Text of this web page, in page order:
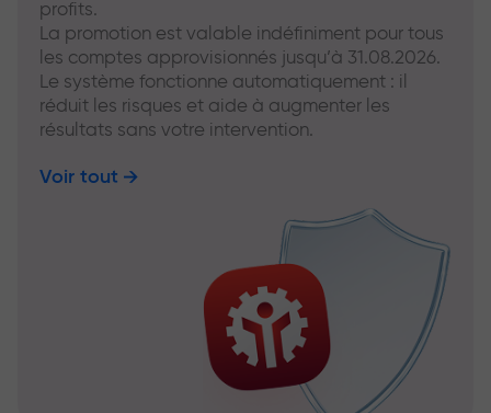
profits.
La promotion est valable indéfiniment pour tous
les comptes approvisionnés jusqu’à 31.08.2026.
Le système fonctionne automatiquement : il
réduit les risques et aide à augmenter les
résultats sans votre intervention.
Voir tout